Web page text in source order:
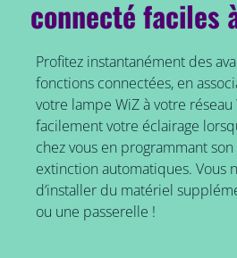
connecté faciles
Profitez instantanément des
fonctions connectées, en
votre lampe WiZ à votre réseau
facilement votre éclairage
chez vous en programmant
extinction automatiques. Vous
d’installer du matériel
ou une passerelle !